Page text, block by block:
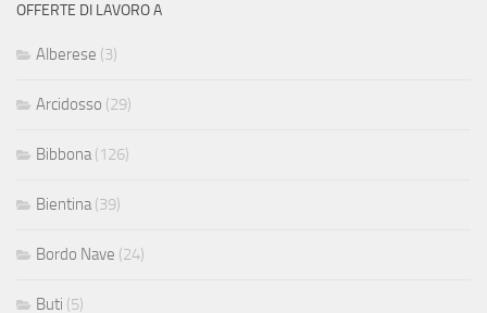
OFFERTE DI LAVORO A
Alberese (3)
Arcidosso (29)
Bibbona (126)
Bientina (39)
Bordo Nave (24)
Buti (5)